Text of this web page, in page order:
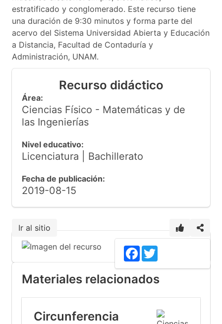
estratificado y conglomerado. Este recurso tiene
una duración de 9:30 minutos y forma parte del
acervo del Sistema Universidad Abierta y Educación
a Distancia, Facultad de Contaduría y
Administración, UNAM.
Recurso didáctico
Área:
Ciencias Físico - Matemáticas y de
las Ingenierías
Nivel educativo:
Licenciatura | Bachillerato
Fecha de publicación:
2019-08-15
Ir al sitio
Facebook
Materiales relacionados
Circunferencia